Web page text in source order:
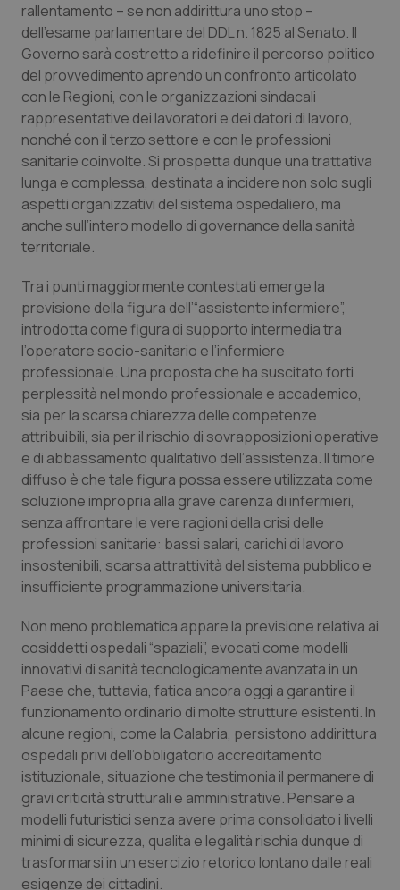
Quotidiano Pediatria
Rene & patologie urogenitali
Salute orale & impianti
Sangue & coagulazione
Tiroide
Tumore al seno
Tumore ovarico
Tumori del Polmone & Testa Collo
Tumori gastrointestinali
Ulcera & Reflusso
Vaccini
rallentamento – se non addirittura uno stop –
dell’esame parlamentare del DDL n. 1825 al Senato. Il
Governo sarà costretto a ridefinire il percorso politico
del provvedimento aprendo un confronto articolato
con le Regioni, con le organizzazioni sindacali
rappresentative dei lavoratori e dei datori di lavoro,
nonché con il terzo settore e con le professioni
sanitarie coinvolte. Si prospetta dunque una trattativa
lunga e complessa, destinata a incidere non solo sugli
aspetti organizzativi del sistema ospedaliero, ma
anche sull’intero modello di governance della sanità
territoriale.
Tra i punti maggiormente contestati emerge la
previsione della figura dell’“assistente infermiere”,
introdotta come figura di supporto intermedia tra
l’operatore socio-sanitario e l’infermiere
professionale. Una proposta che ha suscitato forti
perplessità nel mondo professionale e accademico,
sia per la scarsa chiarezza delle competenze
attribuibili, sia per il rischio di sovrapposizioni operative
e di abbassamento qualitativo dell’assistenza. Il timore
diffuso è che tale figura possa essere utilizzata come
soluzione impropria alla grave carenza di infermieri,
senza affrontare le vere ragioni della crisi delle
professioni sanitarie: bassi salari, carichi di lavoro
insostenibili, scarsa attrattività del sistema pubblico e
insufficiente programmazione universitaria.
Non meno problematica appare la previsione relativa ai
cosiddetti ospedali “spaziali”, evocati come modelli
innovativi di sanità tecnologicamente avanzata in un
Paese che, tuttavia, fatica ancora oggi a garantire il
funzionamento ordinario di molte strutture esistenti. In
alcune regioni, come la Calabria, persistono addirittura
ospedali privi dell’obbligatorio accreditamento
istituzionale, situazione che testimonia il permanere di
gravi criticità strutturali e amministrative. Pensare a
modelli futuristici senza avere prima consolidato i livelli
minimi di sicurezza, qualità e legalità rischia dunque di
trasformarsi in un esercizio retorico lontano dalle reali
esigenze dei cittadini.